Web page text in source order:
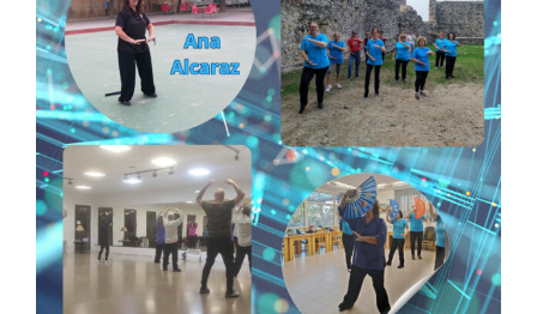
Entrades
Entitats
75 aniversari
Fundació